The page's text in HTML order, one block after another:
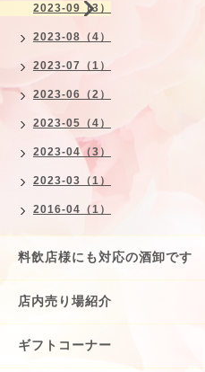
2023-09（3）
2023-08（4）
2023-07（1）
2023-06（2）
2023-05（4）
2023-04（3）
2023-03（1）
2016-04（1）
料飲店様にも対応の酒卸です
店内売り場紹介
ギフトコーナー